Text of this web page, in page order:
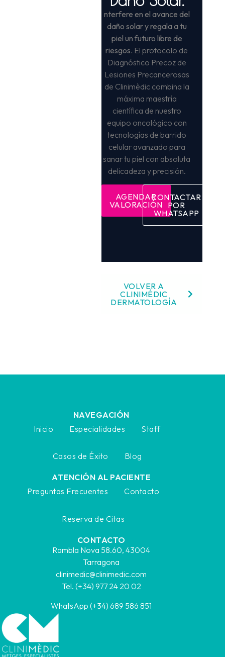
nterfere en el avance del
daño solar y regala a tu
piel un futuro libre de
riesgos. El protocolo de
Diagnóstico Precoz de
Lesiones Precancerosas
de Clinimèdic combina la
máxima maestría
científica de nuestro
equipo oncológico con
tecnologías de barrido
celular avanzado para
sanar tu piel con absoluta
delicadeza y precisión.
AGENDAR
VALORACIÓN
CONTACTAR
POR
WHATSAPP
VOLVER A
CLINIMÉDIC
DERMATOLOGÍA
NAVEGACIÓN
Inicio
Especialidades Staff
Casos de Éxito Blog
ATENCIÓN AL PACIENTE
Preguntas Frecuentes
Contacto
Reserva de Citas
CONTACTO
Rambla Nova 58.60, 43004
Tarragona
clinimedic@clinimedic.com
Tel. (+34) 977 24 20 02
WhatsApp (+34) 689 586 851